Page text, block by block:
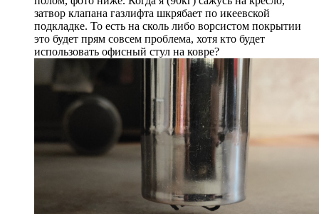
затвор клапана газлифта шкрябает по икеевской
подкладке. То есть на сколь либо ворсистом покрытии
это будет прям совсем проблема, хотя кто будет
использовать офисный стул на ковре?